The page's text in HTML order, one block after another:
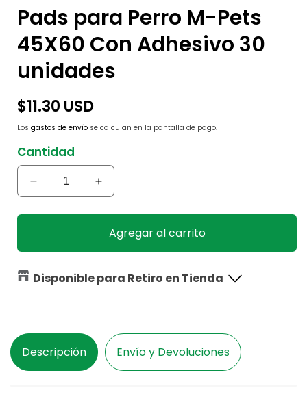
Pads para Perro M-Pets
45X60 Con Adhesivo 30
unidades
Precio
habitual
$11.30 USD
Los gastos de envío se calculan en la pantalla de pago.
Cantidad
Reducir
cantidad
para
M-
Pets
Adhesivo
unidades
Aumentar
cantidad
para
Pads
M-
Pets
Adhesivo
30
unidades
Agregar al carrito
Disponible para Retiro en Tienda
Descripción Envío y Devoluciones